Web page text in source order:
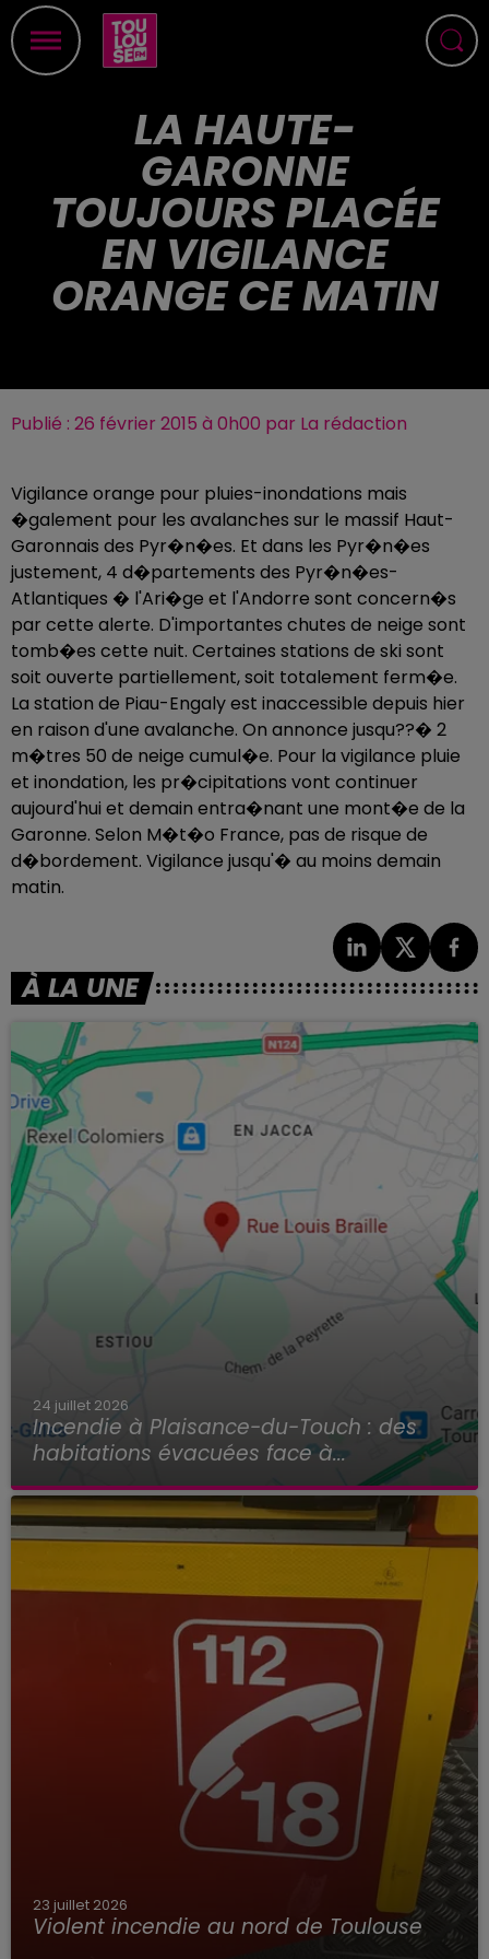
LA HAUTE-
GARONNE
TOUJOURS PLACÉE
EN VIGILANCE
ORANGE CE MATIN
Publié : 26 février 2015 à 0h00 par La rédaction
Vigilance orange pour pluies-inondations mais
�galement pour les avalanches sur le massif Haut-
Garonnais des Pyr�n�es. Et dans les Pyr�n�es
justement, 4 d�partements des Pyr�n�es-
Atlantiques � l'Ari�ge et l'Andorre sont concern�s
par cette alerte. D'importantes chutes de neige sont
tomb�es cette nuit. Certaines stations de ski sont
soit ouverte partiellement, soit totalement ferm�e.
La station de Piau-Engaly est inaccessible depuis hier
en raison d'une avalanche. On annonce jusqu??� 2
m�tres 50 de neige cumul�e. Pour la vigilance pluie
et inondation, les pr�cipitations vont continuer
aujourd'hui et demain entra�nant une mont�e de la
Garonne. Selon M�t�o France, pas de risque de
d�bordement. Vigilance jusqu'� au moins demain
matin.
À LA UNE
24 juillet 2026
Incendie à Plaisance-du-Touch : des
habitations évacuées face à...
23 juillet 2026
Violent incendie au nord de Toulouse